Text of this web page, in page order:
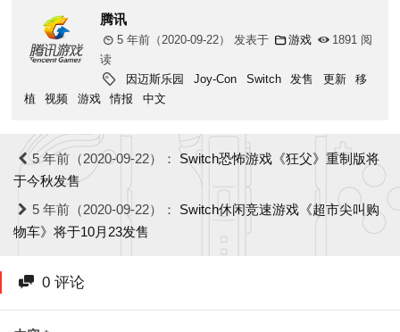
腾讯
5 年前（2020-09-22） 发表于 游戏
1891 阅
读
因迈斯乐园
Joy-Con Switch 发售 更新
移
植
视频 游戏 情报 中文
5 年前（2020-09-22）： Switch恐怖游戏《狂父》重制版将
于今秋发售
5 年前（2020-09-22）： Switch休闲竞速游戏《超市尖叫购
物车》将于10月23发售
0 评论